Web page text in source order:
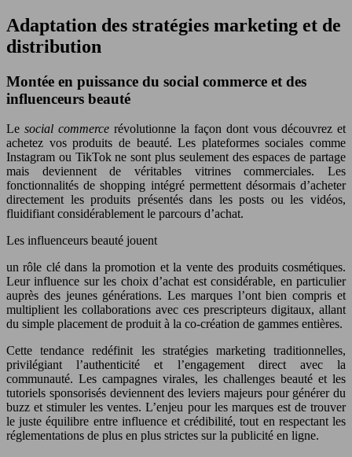
Adaptation des stratégies marketing et de
distribution
Montée en puissance du social commerce et des
influenceurs beauté
Le social commerce révolutionne la façon dont vous découvrez et
achetez vos produits de beauté. Les plateformes sociales comme
Instagram ou TikTok ne sont plus seulement des espaces de partage
mais deviennent de véritables vitrines commerciales. Les
fonctionnalités de shopping intégré permettent désormais d’acheter
directement les produits présentés dans les posts ou les vidéos,
fluidifiant considérablement le parcours d’achat.
Les influenceurs beauté jouent
un rôle clé dans la promotion et la vente des produits cosmétiques.
Leur influence sur les choix d’achat est considérable, en particulier
auprès des jeunes générations. Les marques l’ont bien compris et
multiplient les collaborations avec ces prescripteurs digitaux, allant
du simple placement de produit à la co-création de gammes entières.
Cette tendance redéfinit les stratégies marketing traditionnelles,
privilégiant l’authenticité et l’engagement direct avec la
communauté. Les campagnes virales, les challenges beauté et les
tutoriels sponsorisés deviennent des leviers majeurs pour générer du
buzz et stimuler les ventes. L’enjeu pour les marques est de trouver
le juste équilibre entre influence et crédibilité, tout en respectant les
réglementations de plus en plus strictes sur la publicité en ligne.